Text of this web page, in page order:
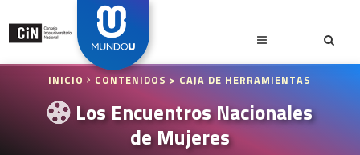
INICIO CONTENIDOS > CAJA DE HERRAMIENTAS
Los Encuentros Nacionales
de Mujeres